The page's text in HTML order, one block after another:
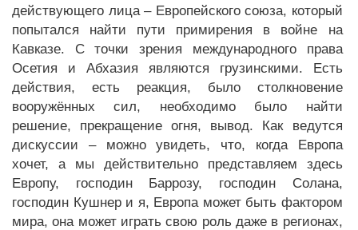
действующего лица – Европейского союза, который
попытался найти пути примирения в войне на
Кавказе. С точки зрения международного права
Осетия и Абхазия являются грузинскими. Есть
действия, есть реакция, было столкновение
вооружённых сил, необходимо было найти
решение, прекращение огня, вывод. Как ведутся
дискуссии – можно увидеть, что, когда Европа
хочет, а мы действительно представляем здесь
Европу, господин Баррозу, господин Солана,
господин Кушнер и я, Европа может быть фактором
мира, она может играть свою роль даже в регионах,